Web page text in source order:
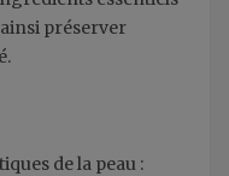
préserver
de la peau :